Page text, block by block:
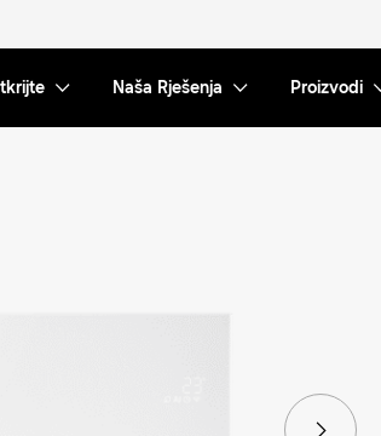
Naša Rješenja Proizvodi